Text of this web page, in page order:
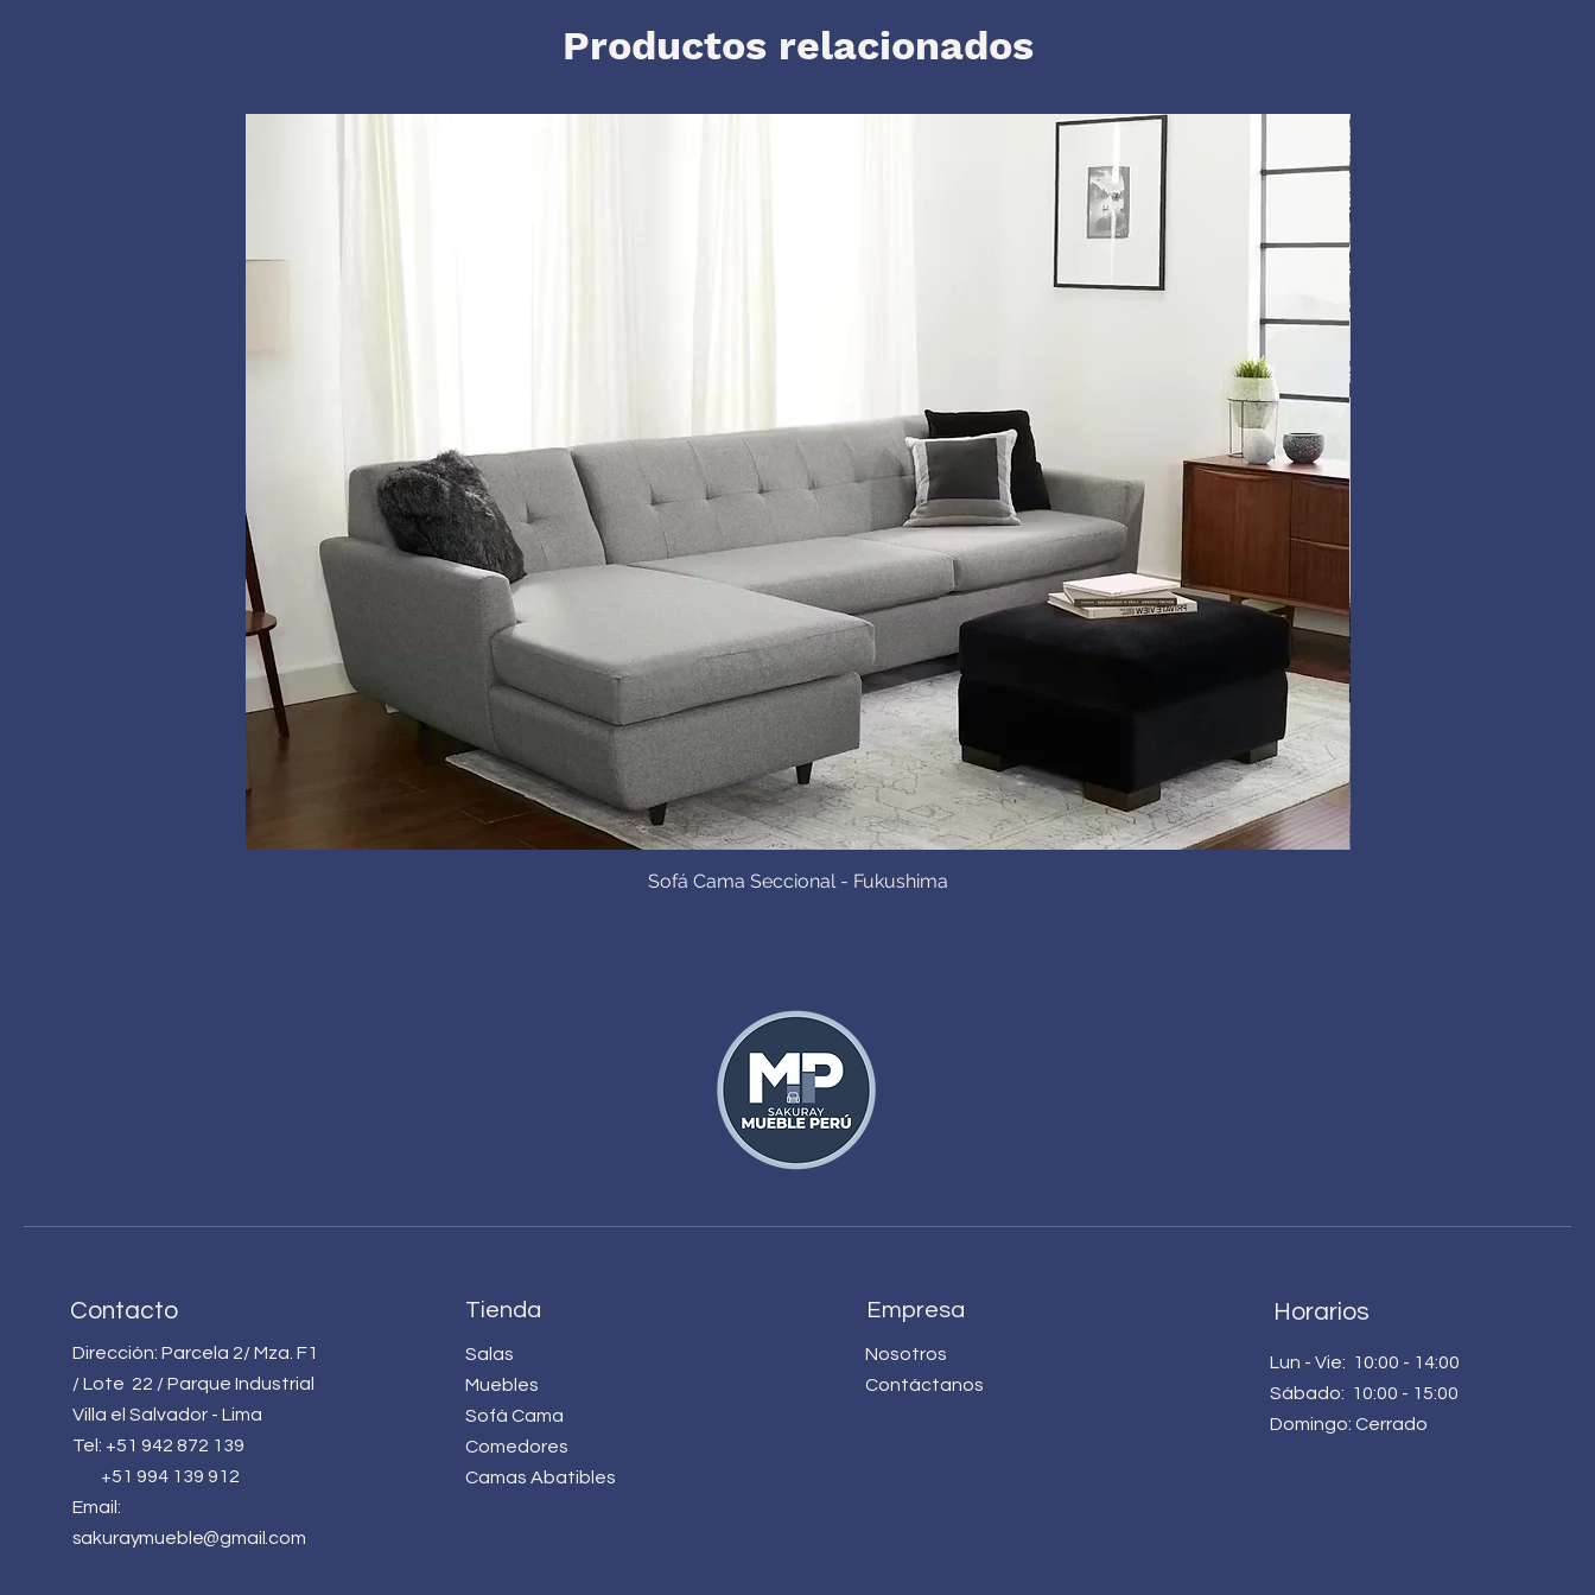
Productos relacionados
Sofá Cama Seccional - Fukushima
Contacto
Dirección: Parcela 2/ Mza. F1
/ Lote 22 / Parque Industrial
Villa el Salvador - Lima
Tel: +51 942 872 139
+51 994 139 912
Email:
sakuraymueble@gmail.com
Tienda
Salas
Muebles
Sofá Cama
Comedores
Camas Abatibles
Empresa
Nosotros
Contáctanos
Horarios
Lun - Vie: 10:00 - 14:00​​
Sábado: 10:00 - 15:00
Domingo: Cerrado